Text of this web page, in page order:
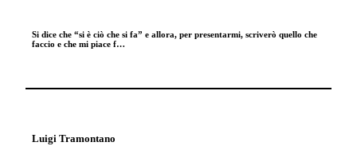
Si dice che “si è ciò che si fa” e allora, per presentarmi, scriverò quello che
faccio e che mi piace f…
Luigi Tramontano